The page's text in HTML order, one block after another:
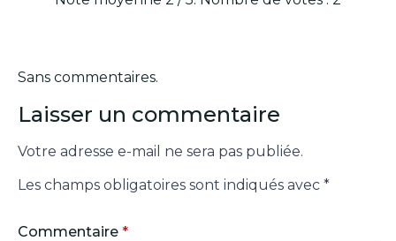
Sans commentaires.
Laisser un commentaire
Votre adresse e-mail ne sera pas publiée.
Les champs obligatoires sont indiqués avec *
Commentaire *